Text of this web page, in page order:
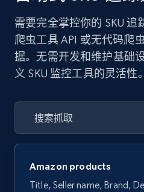
需要完全掌控你的 SKU 追
爬虫工具 API 或无代码爬
据。无需开发和维护基础
义 SKU 监控工具的灵活性。
Amazon products
Title, Seller name, Brand,